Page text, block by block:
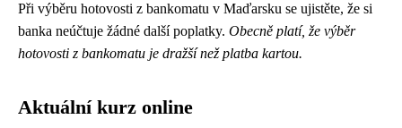
Při výběru hotovosti z bankomatu v Maďarsku se ujistěte, že si
banka neúčtuje žádné další poplatky. Obecně platí, že výběr
hotovosti z bankomatu je dražší než platba kartou.
Aktuální kurz online